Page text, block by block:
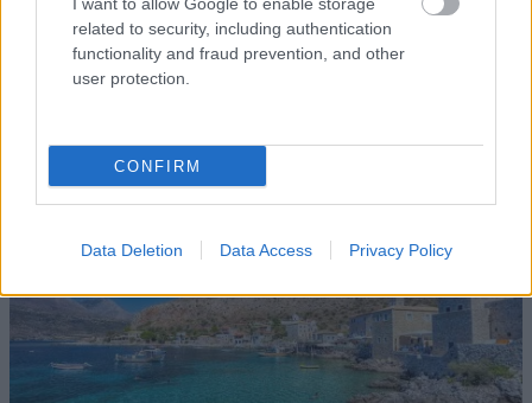
related to security, including authentication
functionality and fraud prevention, and other
user protection.
CONFIRM
Data Deletion Data Access Privacy Policy